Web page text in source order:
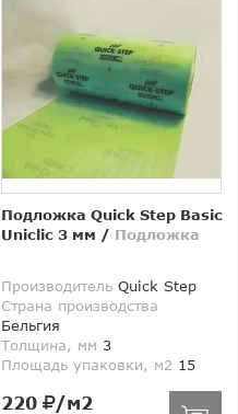
Подложка Quick Step Basic
Uniclic 3 мм / Подложка
Производитель Quick Step
Страна производства
Бельгия
Толщина, мм 3
Площадь упаковки, м2 15
220 /м2